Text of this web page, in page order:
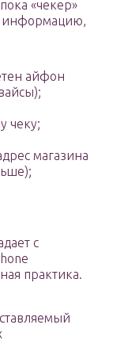
«чекер»
информацию,
айфон
чеку;
магазина
с
практика.